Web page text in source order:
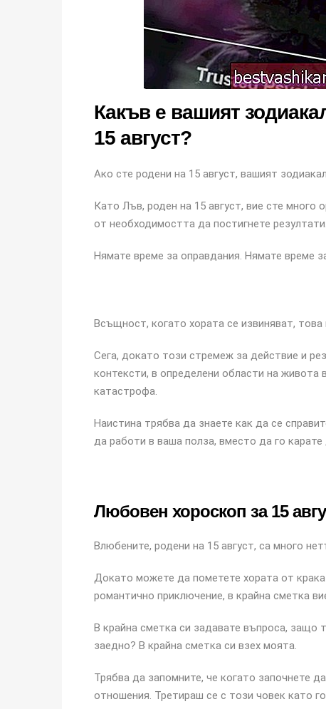
Какъв е вашият
15 август?
Ако сте родени на 15 август, вашият
Като Лъв, роден на 15 август, вие сте много
от необходимостта да постигнете резултати.
Нямате време за оправдания. Нямате време
Всъщност, когато хората се извиняват, това
Сега, докато този стремеж за действие и
контексти, в определени области на
катастрофа.
Наистина трябва да знаете как да се
да работи в ваша полза, вместо да го
Любовен хороскоп за 15
Влюбените, родени на 15 август, са много
Докато можете да пометете хората от
романтично приключение, в крайна сметка
В крайна сметка си задавате въпроса, защо
заедно? В крайна сметка си взех моята.
Трябва да запомните, че когато започнете
отношения. Третираш се с този човек като